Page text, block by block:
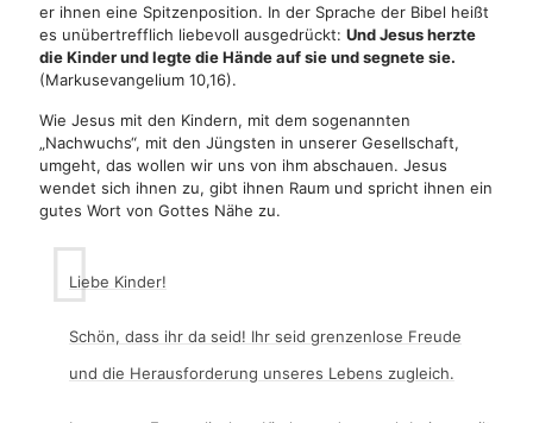
er ihnen eine Spitzenposition. In der Sprache der Bibel heißt
es unübertrefflich liebevoll ausgedrückt: Und Jesus herzte
die Kinder und legte die Hände auf sie und segnete sie.
(Markusevangelium 10,16).
Wie Jesus mit den Kindern, mit dem sogenannten
„Nachwuchs“, mit den Jüngsten in unserer Gesellschaft,
umgeht, das wollen wir uns von ihm abschauen. Jesus
wendet sich ihnen zu, gibt ihnen Raum und spricht ihnen ein
gutes Wort von Gottes Nähe zu.
Liebe Kinder!
Schön, dass ihr da seid! Ihr seid grenzenlose Freude
und die Herausforderung unseres Lebens zugleich.